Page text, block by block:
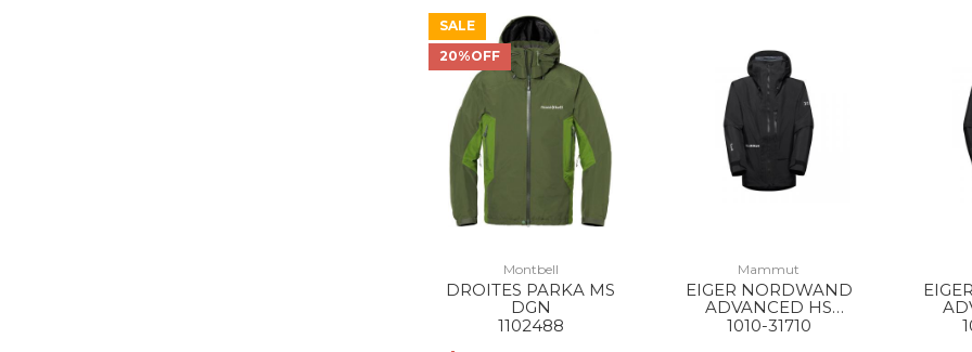
SALE
20%OFF
Montbell
DROITES PARKA MS
DGN
1102488
Mammut
EIGER NORDWAND
ADVANCED HS
HOODED JACKET MS
1010-31710